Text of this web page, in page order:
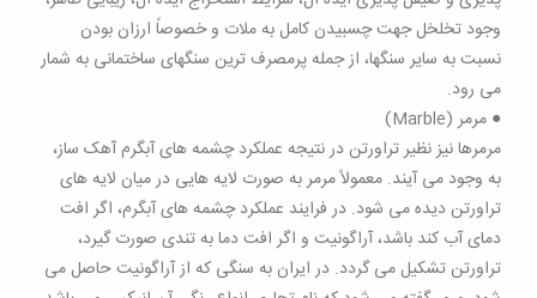
وجود تخلخل جهت چسبیدن کامل به ملات و خصوصاً ارزان بودن
نسبت به سایر سنگها، از جمله پرمصرف ترین سنگهای ساختمانی به شمار
می رود.
● مرمر (Marble)
مرمرها نیز نظیر تراورتن در نتیجه عملکرد چشمه های آبگرم آهک ساز،
به وجود می آیند. معمولاً مرمر به صورت لایه هایی در میان لایه های
تراورتن دیده می شود. در فرایند عملکرد چشمه های آبگرم، اگر افت
دمای آب کند باشد، آراگونیت و اگر افت دما به تندی صورت گیرد،
تراورتن تشکیل می گردد. در ایران به سنگی که از آراگونیت حاصل می